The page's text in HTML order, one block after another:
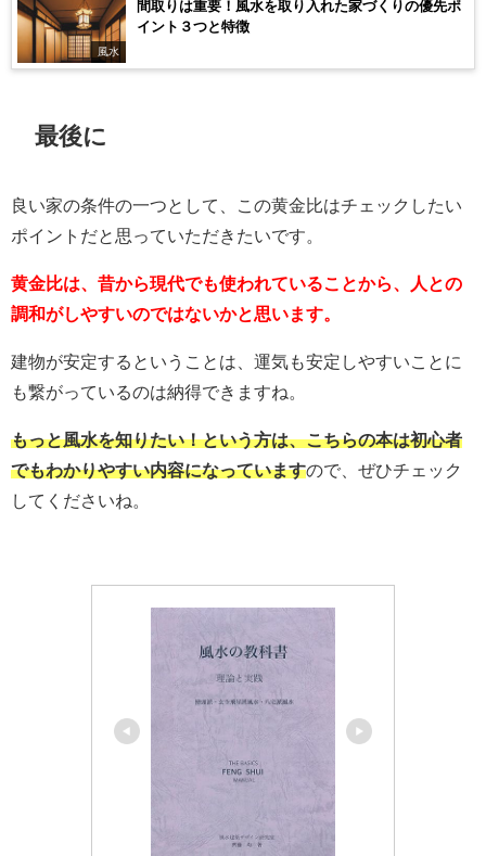
風水
間取りは重要！風水を取り入れた家づくりの優先ポ
イント３つと特徴
最後に
良い家の条件の一つとして、この黄金比はチェックしたい
ポイントだと思っていただきたいです。
黄金比は、昔から現代でも使われていることから、人との
調和がしやすいのではないかと思います。
建物が安定するということは、運気も安定しやすいことに
も繋がっているのは納得できますね。
もっと風水を知りたい！という方は、こちらの本は初心者
でもわかりやすい内容になっていますので、ぜひチェック
してくださいね。